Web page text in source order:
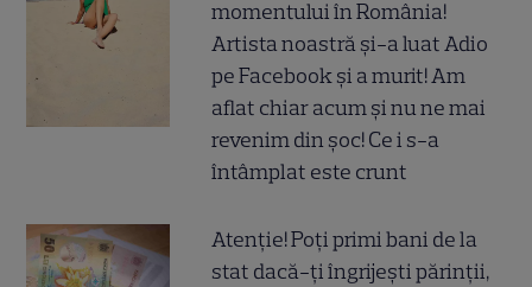
momentului în România!
Artista noastră și-a luat Adio
pe Facebook și a murit! Am
aflat chiar acum și nu ne mai
revenim din șoc! Ce i s-a
întâmplat este crunt
Atenție! Poți primi bani de la
stat dacă-ți îngrijești părinții,